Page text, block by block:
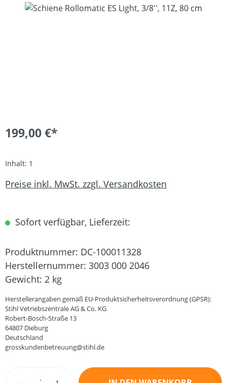
Bildergalerie überspringen
199,00 €*
Inhalt: 1
Preise inkl. MwSt. zzgl. Versandkosten
Sofort verfügbar, Lieferzeit:
Produktnummer: DC-100011328
Herstellernummer: 3003 000 2046
Gewicht: 2 kg
Herstellerangaben gemäß EU-Produktsicherheitsverordnung (GPSR):
Stihl Vetriebszentrale AG & Co. KG
Robert-Bosch-Straße 13
64807 Dieburg
Deutschland
grosskundenbetreuung@stihl.de
Produkt Anzahl: Gib den gewünschten